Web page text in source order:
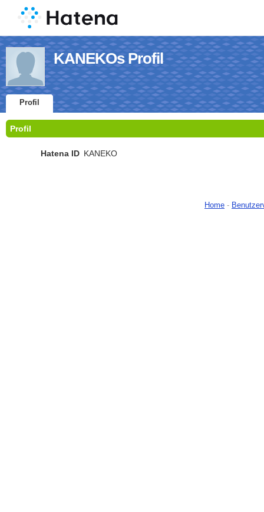
KANEKOs Profil
Profil
Profil
Hatena ID KANEKO
Home -